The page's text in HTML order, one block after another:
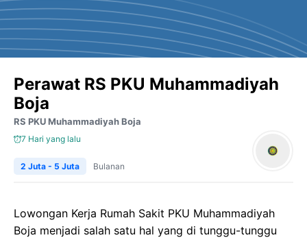
Perawat RS PKU Muhammadiyah
Boja
RS PKU Muhammadiyah Boja
7 Hari yang lalu
2 Juta - 5 Juta Bulanan
Lowongan Kerja Rumah Sakit PKU Muhammadiyah
Boja menjadi salah satu hal yang di tunggu-tunggu